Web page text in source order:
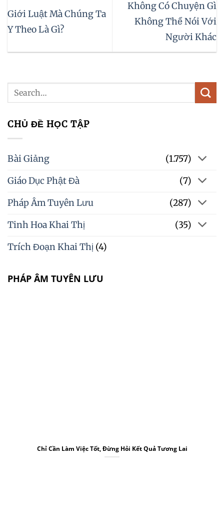
Giới Luật Mà Chúng Ta
Y Theo Là Gì?
Không Có Chuyện Gì
Không Thể Nói Với
Người Khác
CHỦ ĐỀ HỌC TẬP
Bài Giảng
(1.757)
Giáo Dục Phật Đà
(7)
Pháp Âm Tuyên Lưu
(287)
Tinh Hoa Khai Thị
(35)
Trích Đoạn Khai Thị (4)
PHÁP ÂM TUYÊN LƯU
Chỉ Cần Làm Việc Tốt, Đừng Hỏi Kết Quả Tương Lai